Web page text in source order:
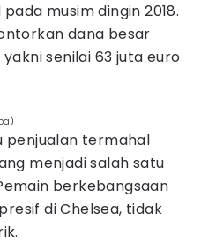
musim dingin 2018.
dana besar
senilai 63 juta euro
penjualan termahal
menjadi salah satu
berkebangsaan
di Chelsea, tidak